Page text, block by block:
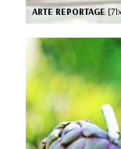
ARTE REPORTAGE